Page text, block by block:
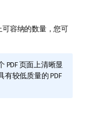
容纳的数量，您可
PDF页面上清晰显
有较低质量的 PDF